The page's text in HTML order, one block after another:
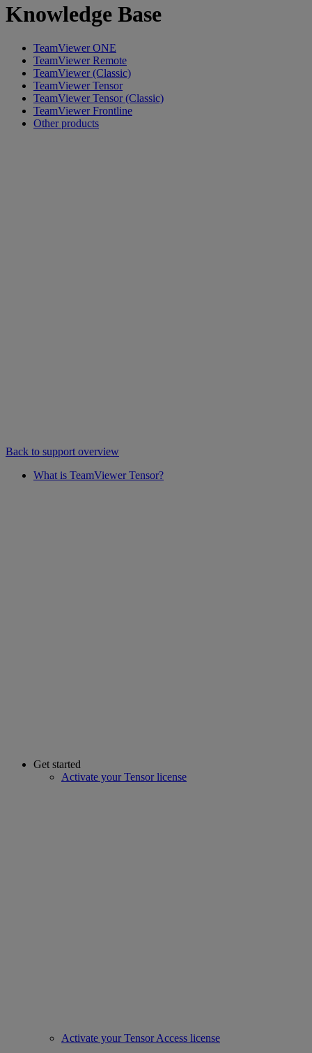
Knowledge Base
TeamViewer ONE
TeamViewer Remote
TeamViewer (Classic)
TeamViewer Tensor
TeamViewer Tensor (Classic)
TeamViewer Frontline
Other products
Back to support overview
What is TeamViewer Tensor?
Get started
Activate your Tensor license
Activate your Tensor Access license